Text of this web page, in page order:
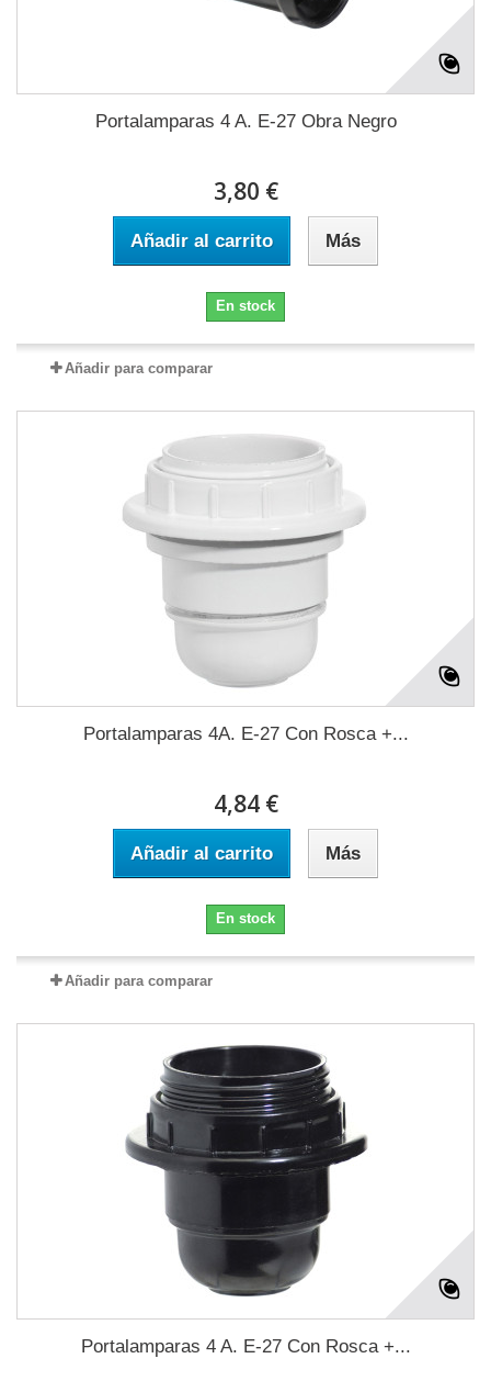
Portalamparas 4 A. E-27 Obra Negro
3,80 €
Añadir al carrito Más
En stock
Añadir para comparar
Portalamparas 4A. E-27 Con Rosca +...
4,84 €
Añadir al carrito Más
En stock
Añadir para comparar
Portalamparas 4 A. E-27 Con Rosca +...